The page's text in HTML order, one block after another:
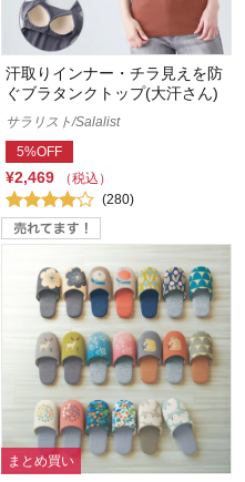
汗取りインナー・チラ見えを防
ぐブラタンクトップ(大汗さん)
サラリスト/Salalist
5%OFF
¥2,469
（税込）
(280)
まとめ買い